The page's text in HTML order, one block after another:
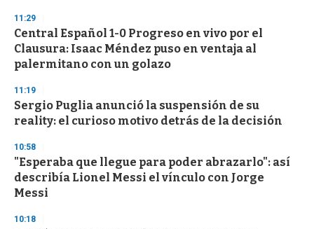
11:29
Central Español 1-0 Progreso en vivo por el
Clausura: Isaac Méndez puso en ventaja al
palermitano con un golazo
11:19
Sergio Puglia anunció la suspensión de su
reality: el curioso motivo detrás de la decisión
10:58
"Esperaba que llegue para poder abrazarlo": así
describía Lionel Messi el vínculo con Jorge
Messi
10:18